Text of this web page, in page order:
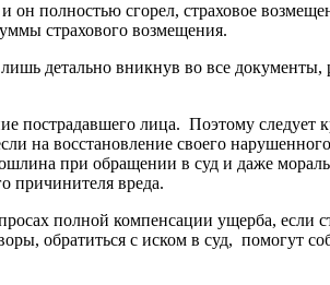
полностью сгорел, страховое
страхового возмещения.
детально вникнув во все
пострадавшего лица. Поэтому следует
на восстановление своего
при обращении в суд и даже
причинителя вреда.
полной компенсации ущерба, если
обратиться с иском в суд, помогут